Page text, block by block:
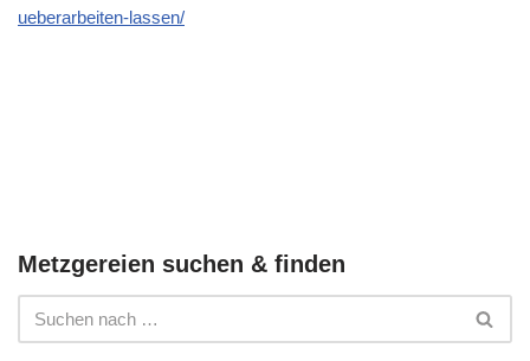
ueberarbeiten-lassen/
Metzgereien suchen & finden